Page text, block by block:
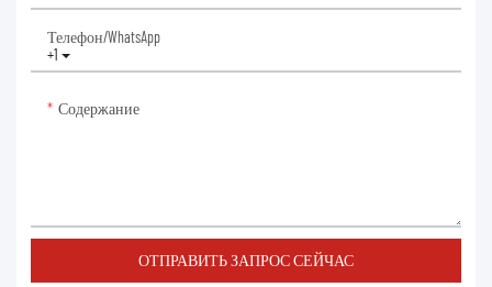
+1
Телефон/WhatsApp
Содержание
ОТПРАВИТЬ ЗАПРОС СЕЙЧАС